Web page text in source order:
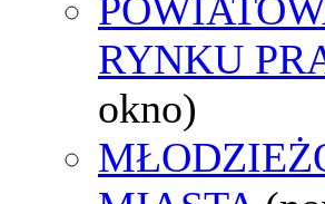
RYNKU
okno)